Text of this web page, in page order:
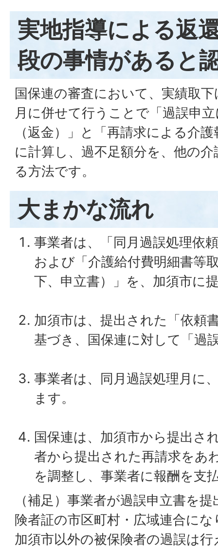
実地指導による返
段の事情があると
国保連の審査において、実績取
月に併せて行うことで「過誤申
（返金）」と「再請求による介
に計算し、過不足額分を、他の
る方法です。
大まかな流れ
事業者は、「同月過誤処理依
および「介護給付費明細書等
下、申立書）」を、加須市に
加須市は、提出された「依頼
基づき、国保連に対して「過
事業者は、同月過誤処理月に
ます。
国保連は、加須市から提出さ
者から提出された再請求をあ
を調整し、事業者に報酬を支
（補足）事業者が過誤申立書を
険者証の市区町村・広域連合に
加須市以外の被保険者の過誤は